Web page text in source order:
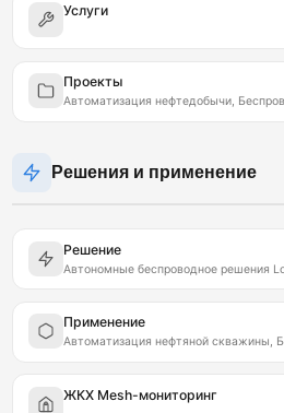
Услуги
Проекты
Решения и применение
Решение
Применение
ЖКХ Mesh-мониторинг